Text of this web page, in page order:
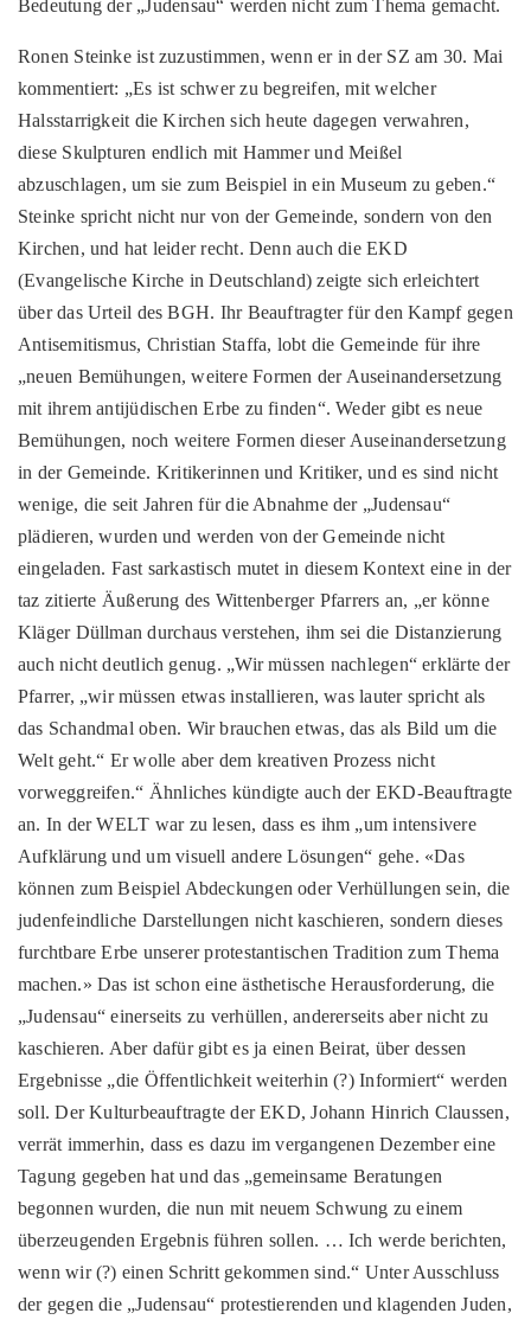
Bedeutung der „Judensau“ werden nicht zum Thema gemacht.
Ronen Steinke ist zuzustimmen, wenn er in der SZ am 30. Mai
kommentiert: „Es ist schwer zu begreifen, mit welcher
Halsstarrigkeit die Kirchen sich heute dagegen verwahren,
diese Skulpturen endlich mit Hammer und Meißel
abzuschlagen, um sie zum Beispiel in ein Museum zu geben.“
Steinke spricht nicht nur von der Gemeinde, sondern von den
Kirchen, und hat leider recht. Denn auch die EKD
(Evangelische Kirche in Deutschland) zeigte sich erleichtert
über das Urteil des BGH. Ihr Beauftragter für den Kampf gegen
Antisemitismus, Christian Staffa, lobt die Gemeinde für ihre
„neuen Bemühungen, weitere Formen der Auseinandersetzung
mit ihrem antijüdischen Erbe zu finden“. Weder gibt es neue
Bemühungen, noch weitere Formen dieser Auseinandersetzung
in der Gemeinde. Kritikerinnen und Kritiker, und es sind nicht
wenige, die seit Jahren für die Abnahme der „Judensau“
plädieren, wurden und werden von der Gemeinde nicht
eingeladen. Fast sarkastisch mutet in diesem Kontext eine in der
taz zitierte Äußerung des Wittenberger Pfarrers an, „er könne
Kläger Düllman durchaus verstehen, ihm sei die Distanzierung
auch nicht deutlich genug. „Wir müssen nachlegen“ erklärte der
Pfarrer, „wir müssen etwas installieren, was lauter spricht als
das Schandmal oben. Wir brauchen etwas, das als Bild um die
Welt geht.“ Er wolle aber dem kreativen Prozess nicht
vorweggreifen.“ Ähnliches kündigte auch der EKD-Beauftragte
an. In der WELT war zu lesen, dass es ihm „um intensivere
Aufklärung und um visuell andere Lösungen“ gehe. «Das
können zum Beispiel Abdeckungen oder Verhüllungen sein, die
judenfeindliche Darstellungen nicht kaschieren, sondern dieses
furchtbare Erbe unserer protestantischen Tradition zum Thema
machen.» Das ist schon eine ästhetische Herausforderung, die
„Judensau“ einerseits zu verhüllen, andererseits aber nicht zu
kaschieren. Aber dafür gibt es ja einen Beirat, über dessen
Ergebnisse „die Öffentlichkeit weiterhin (?) Informiert“ werden
soll. Der Kulturbeauftragte der EKD, Johann Hinrich Claussen,
verrät immerhin, dass es dazu im vergangenen Dezember eine
Tagung gegeben hat und das „gemeinsame Beratungen
begonnen wurden, die nun mit neuem Schwung zu einem
überzeugenden Ergebnis führen sollen. … Ich werde berichten,
wenn wir (?) einen Schritt gekommen sind.“ Unter Ausschluss
der gegen die „Judensau“ protestierenden und klagenden Juden,